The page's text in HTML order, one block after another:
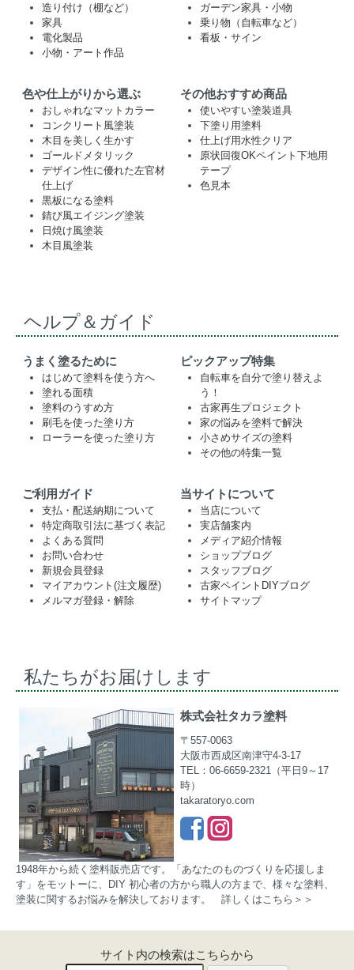
造り付け（棚など）
家具
電化製品
小物・アート作品
ガーデン家具・小物
乗り物（自転車など）
看板・サイン
色や仕上がりから選ぶ
おしゃれなマットカラー
コンクリート風塗装
木目を美しく生かす
ゴールドメタリック
デザイン性に優れた左官材
仕上げ
黒板になる塗料
錆び風エイジング塗装
日焼け風塗装
木目風塗装
その他おすすめ商品
使いやすい塗装道具
下塗り用塗料
仕上げ用水性クリア
原状回復OKペイント下地用
テープ
色見本
ヘルプ＆ガイド
うまく塗るために
はじめて塗料を使う方へ
塗れる面積
塗料のうすめ方
刷毛を使った塗り方
ローラーを使った塗り方
ピックアップ特集
自転車を自分で塗り替えよ
う！
古家再生プロジェクト
家の悩みを塗料で解決
小さめサイズの塗料
その他の特集一覧
ご利用ガイド
支払・配送納期について
特定商取引法に基づく表記
よくある質問
お問い合わせ
新規会員登録
マイアカウント(注文履歴)
メルマガ登録・解除
当サイトについて
当店について
実店舗案内
メディア紹介情報
ショップブログ
スタッフブログ
古家ペイントDIYブログ
サイトマップ
私たちがお届けします
株式会社タカラ塗料
〒557-0063
大阪市西成区南津守4-3-17
TEL：06-6659-2321（平日9～17
時）
takaratoryo.com
1948年から続く塗料販売店です。「あなたのものづくりを応援しま
す」をモットーに、DIY 初心者の方から職人の方まで、様々な塗料、
塗装に関するお悩みを解決しております。 詳しくはこちら＞＞
サイト内の検索はこちらから